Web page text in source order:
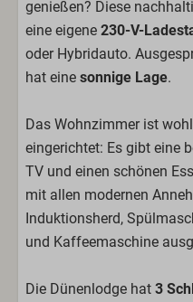
Toaster
Stabmixer
Schlafzimmer
Gemachte Betten
Einzelbetten: 2
Badezimmer
Handtücher
genießen? Diese
eine eigene 230-V-
oder Hybridauto.
hat eine sonnige Lage.
Das Wohnzimmer ist
eingerichtet: Es gibt eine
TV und einen schönen
mit allen modernen
Induktionsherd,
und Kaffeemaschine
Die Dünenlodge hat 3